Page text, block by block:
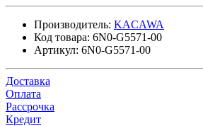
Производитель: KACAWA
Код товара: 6N0-G5571-00
Артикул: 6N0-G5571-00
Доставка
Оплата
Рассрочка
Кредит